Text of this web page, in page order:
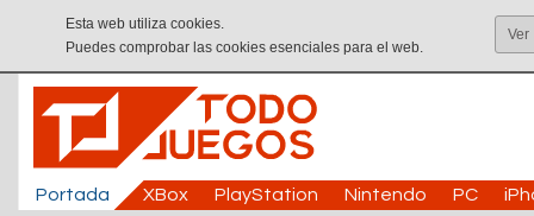
Esta web utiliza cookies.
Puedes comprobar las cookies esenciales para el web.
Ver
Portada XBox PlayStation Nintendo PC